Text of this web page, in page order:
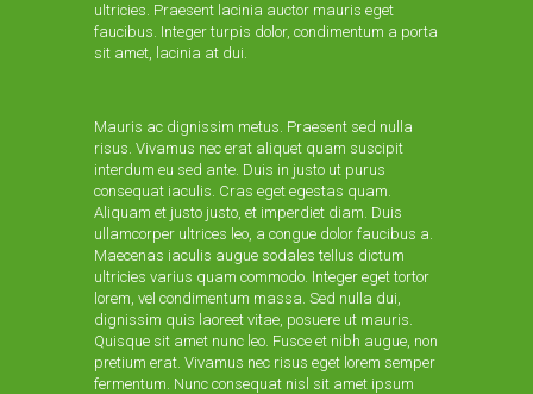
ultricies. Praesent lacinia auctor mauris eget
faucibus. Integer turpis dolor, condimentum a porta
sit amet, lacinia at dui.
Mauris ac dignissim metus. Praesent sed nulla
risus. Vivamus nec erat aliquet quam suscipit
interdum eu sed ante. Duis in justo ut purus
consequat iaculis. Cras eget egestas quam.
Aliquam et justo justo, et imperdiet diam. Duis
ullamcorper ultrices leo, a congue dolor faucibus a.
Maecenas iaculis augue sodales tellus dictum
ultricies varius quam commodo. Integer eget tortor
lorem, vel condimentum massa. Sed nulla dui,
dignissim quis laoreet vitae, posuere ut mauris.
Quisque sit amet nunc leo. Fusce et nibh augue, non
pretium erat. Vivamus nec risus eget lorem semper
fermentum. Nunc consequat nisl sit amet ipsum